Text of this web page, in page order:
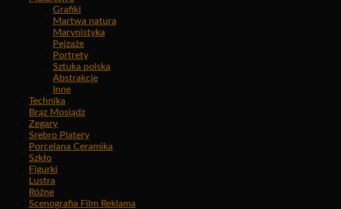
Grafiki
Martwa natura
Marynistyka
Pejzaże
Portrety
Sztuka polska
Abstrakcje
Inne
Technika
Brąz Mosiądz
Zegary
Srebro Platery
Porcelana Ceramika
Szkło
Figurki
Lustra
Różne
Scenografia Film Reklama